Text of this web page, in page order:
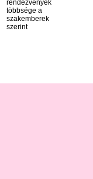
rendezvények
többsége a
szakemberek
szerint